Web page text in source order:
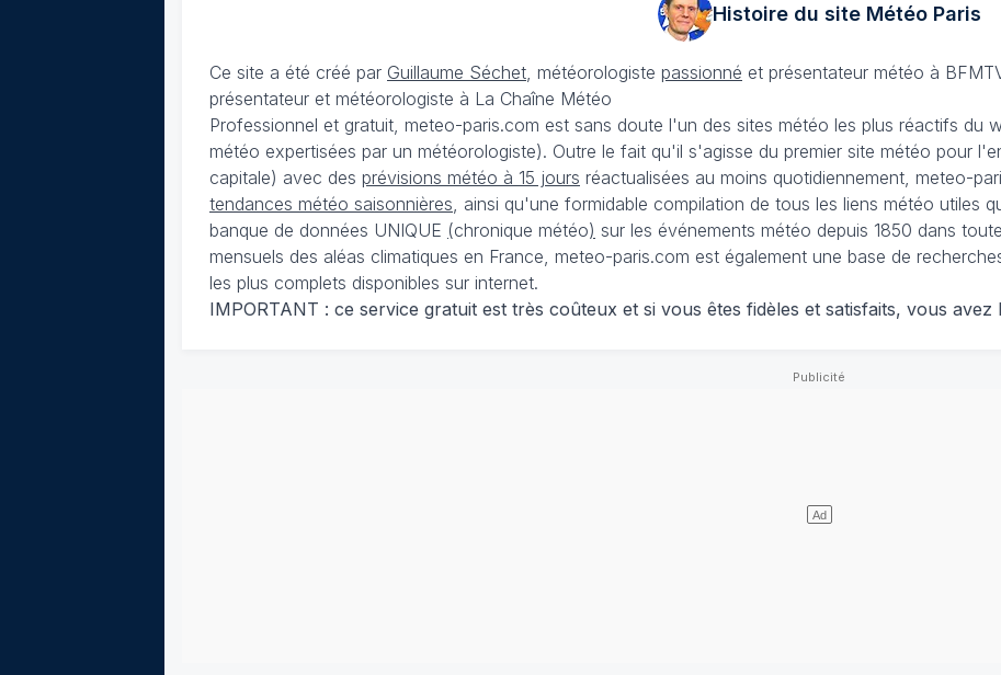
Histoire du site MétéoParis
Ce site a été créé par Guillaume Séchet , météorologiste passionné et présentateur météo à
présentateur et météorologiste à La Chaîne Météo
Professionnel et gratuit, meteo-paris.com est sans doute l'un des sites météo les plus réactifs du
météo expertisées par un météorologiste). Outre le fait qu'il s'agisse du premier site météo pour
capitale) avec des prévisions météo à 15 jours réactualisées au moins quotidiennement, meteo-
tendances météo saisonnières , ainsi qu'une formidable compilation de tous les liens météo utiles
banque de données UNIQUE (chronique météo) sur les événements météo depuis 1850 dans
mensuels des aléas climatiques en France, meteo-paris.com est également une base de
les plus complets disponibles sur internet.
IMPORTANT : ce service gratuit est très coûteux et si vous êtes fidèles et satisfaits, vous avez